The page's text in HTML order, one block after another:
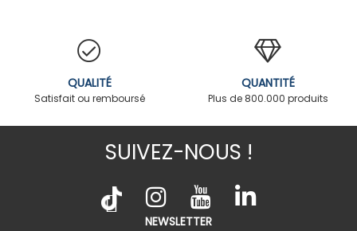
QUALITÉ
Satisfait ou remboursé
QUANTITÉ
Plus de 800.000 produits
SUIVEZ-NOUS !
NEWSLETTER